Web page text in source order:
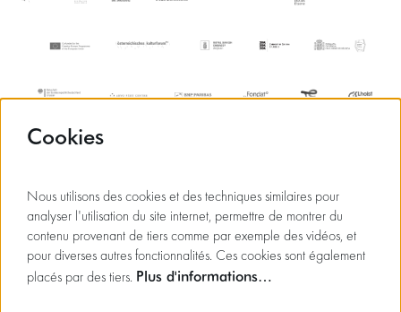
Cookies
Nous utilisons des cookies et des techniques similaires pour
analyser l'utilisation du site internet, permettre de montrer du
contenu provenant de tiers comme par exemple des vidéos, et
pour diverses autres fonctionnalités. Ces cookies sont également
placés par des tiers. Plus d'informations…